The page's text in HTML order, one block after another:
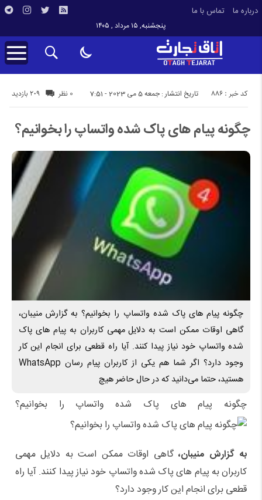
درباره ما تماس با ما
پنجشنبه, ۱۵ مرداد , ۱۴۰۵
تاریخ انتشار : جمعه 5 می 2023 - 7:51 209 بازدید کد خبر : 886 0 نظر
چگونه پیام‌ های پاک شده واتساپ را بخوانیم؟
چگونه پیام‌ های پاک شده واتساپ را بخوانیم؟ به گزارش منیبان،
گاهی اوقات ممکن است به دلایل مهمی کاربران به پیام های پاک
شده واتساپ خود نیاز پیدا کنند. آیا راه قطعی برای انجام این کار
وجود دارد؟ اگر شما هم یکی از کاربران پیام رسان WhatsApp
هستید، حتما می‌دانید که در حال حاضر هیچ
چگونه پیام‌ های پاک شده واتساپ را بخوانیم؟
به گزارش منیبان،گاهی اوقات ممکن است به دلایل مهمی
کاربران به پیام های پاک شده واتساپ خود نیاز پیدا کنند. آیا راه
قطعی برای انجام این کار وجود دارد؟